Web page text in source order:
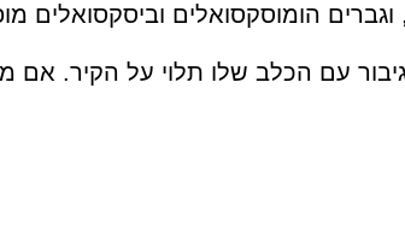
הומוסקסואלים וביסקסואלים
עם הכלב שלו תלוי על הקיר. אם